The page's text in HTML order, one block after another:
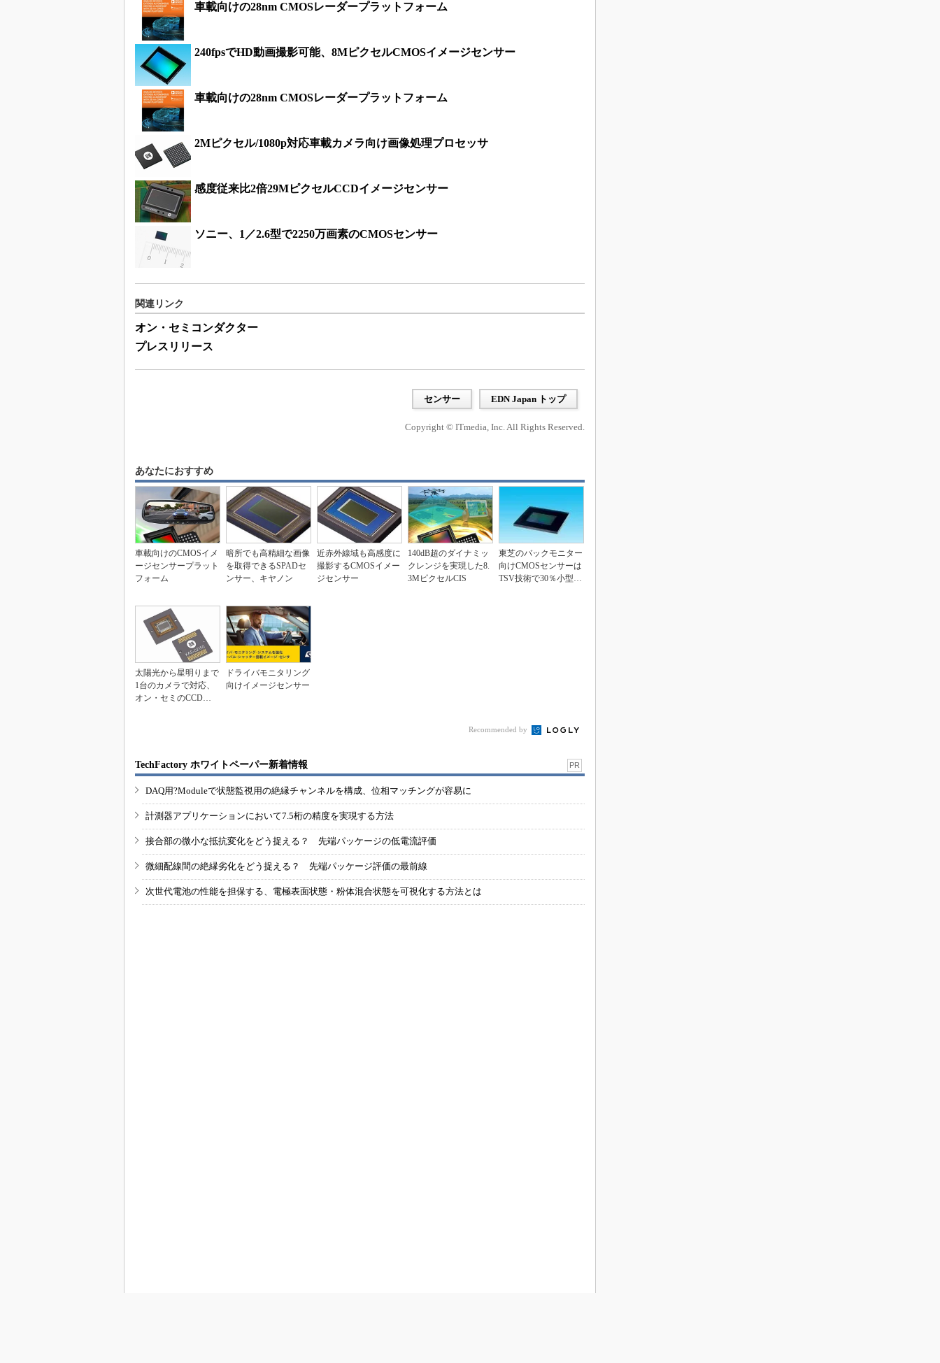
車載向けの28nm CMOSレーダープラットフォーム
240fpsでHD動画撮影可能、8MピクセルCMOSイメージセンサー
車載向けの28nm CMOSレーダープラットフォーム
2Mピクセル/1080p対応車載カメラ向け画像処理プロセッサ
感度従来比2倍29MピクセルCCDイメージセンサー
ソニー、1／2.6型で2250万画素のCMOSセンサー
関連リンク
オン・セミコンダクター
プレスリリース
センサー EDN Japan トップ
Copyright © ITmedia, Inc. All Rights Reserved.
あなたにおすすめ
車載向けのCMOSイメ
ージセンサープラット
フォーム
暗所でも高精細な画像
を取得できるSPADセ
ンサー、キヤノン
近赤外線域も高感度に
撮影するCMOSイメー
ジセンサー
140dB超のダイナミッ
クレンジを実現した8.
3MピクセルCIS
東芝のバックモニター
向けCMOSセンサーは
TSV技術で30％小型
太陽光から星明りまで
1台のカメラで対応、
オン・セミのCCDイ
ドライバモニタリング
向けイメージセンサー
Recommended by
TechFactory ホワイトペーパー新着情報 PR
DAQ用?Moduleで状態監視用の絶縁チャンネルを構成、位相マッチングが容易に
計測器アプリケーションにおいて7.5桁の精度を実現する方法
接合部の微小な抵抗変化をどう捉える？ 先端パッケージの低電流評価
微細配線間の絶縁劣化をどう捉える？ 先端パッケージ評価の最前線
次世代電池の性能を担保する、電極表面状態・粉体混合状態を可視化する方法とは